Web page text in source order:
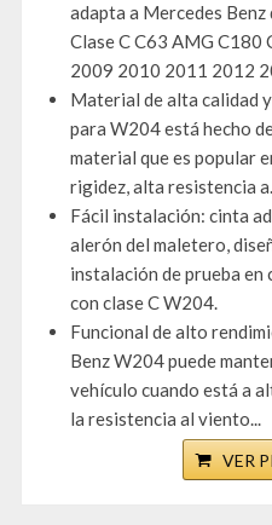
adapta a Mercedes
Clase C C63 AMG
2009 2010 2011 2012
Material de alta calidad
para W204 está hecho
material que es popular
rigidez, alta resistencia
Fácil instalación: cinta
alerón del maletero,
instalación de prueba
con clase C W204.
Funcional de alto
Benz W204 puede
vehículo cuando está a
la resistencia al viento...
VER